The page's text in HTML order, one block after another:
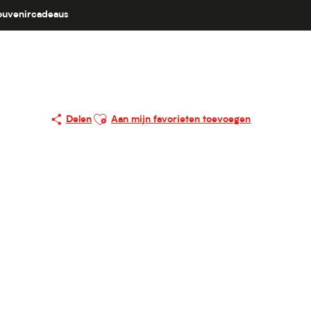
Delen
Ajouter aux favoris
Aan mijn favorieten toevoegen